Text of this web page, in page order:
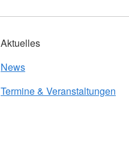
Aktuelles
News
Termine & Veranstaltungen